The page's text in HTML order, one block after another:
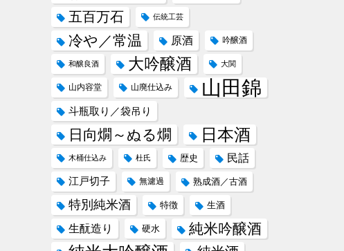
五百万石 伝統工芸
冷や／常温 原酒 吟醸酒
和醸良酒 大吟醸酒 大関
山内容堂 山廃仕込み 山田錦
斗瓶取り／袋吊り
日向燗～ぬる燗 日本酒
木桶仕込み 杜氏 歴史 民話
江戸切子 無濾過 熟成酒／古酒
特別純米酒 特徴 生酒
生酛造り 硬水 純米吟醸酒